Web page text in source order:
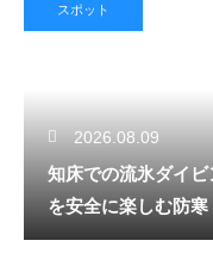
スポット
2026.08.09
知床での流氷ダイ
を安全に楽しむ防寒